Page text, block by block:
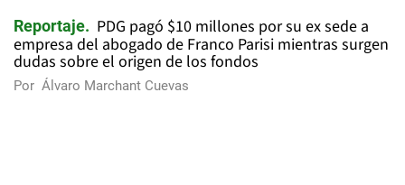
Reportaje
PDG pagó $10 millones por su ex sede a
empresa del abogado de Franco Parisi mientras surgen
dudas sobre el origen de los fondos
Por Álvaro Marchant Cuevas